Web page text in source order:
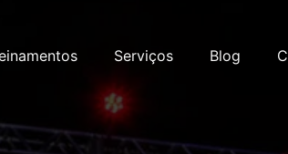
Serviços Blog